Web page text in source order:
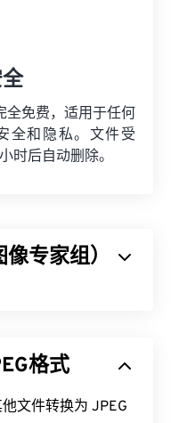
全免费，适用于任何
全和隐私。文件受
时后自动删除。
专家组）
件相对较小，非常
减少高达 80%！
格式
文件转换为 JPEG